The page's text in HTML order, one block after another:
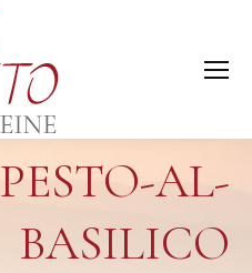
PESTO-AL-
BASILICO